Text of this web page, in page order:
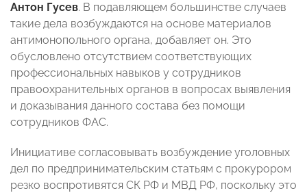
Антон Гусев. В подавляющем большинстве случаев
такие дела возбуждаются на основе материалов
антимонопольного органа, добавляет он. Это
обусловлено отсутствием соответствующих
профессиональных навыков у сотрудников
правоохранительных органов в вопросах выявления
и доказывания данного состава без помощи
сотрудников ФАС.
Инициативе согласовывать возбуждение уголовных
дел по предпринимательским статьям с прокурором
резко воспротивятся СК РФ и МВД РФ, поскольку это